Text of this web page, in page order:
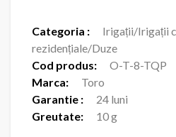
Categoria :
Irigații/Irigații
rezidențiale/Duze
Cod produs:
O-T-8-TQP
Marca:
Toro
Garantie :
24 luni
Greutate:
10 g